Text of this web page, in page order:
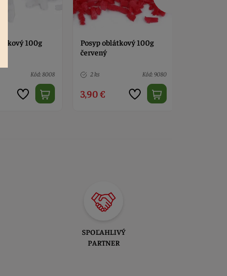
100g
Kód: 9080
Posyp oblátkový 100g
modrý
1 ks Kód: 9085
3,90 €
SPOĽAHLIVÝ
PARTNER